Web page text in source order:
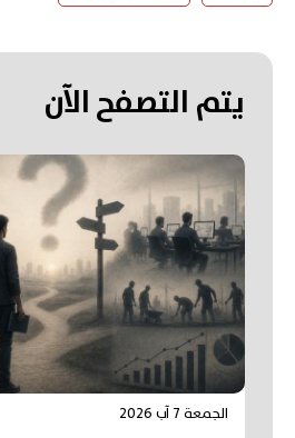
يتم التصفح الآن
الجمعة 7 آب 2026